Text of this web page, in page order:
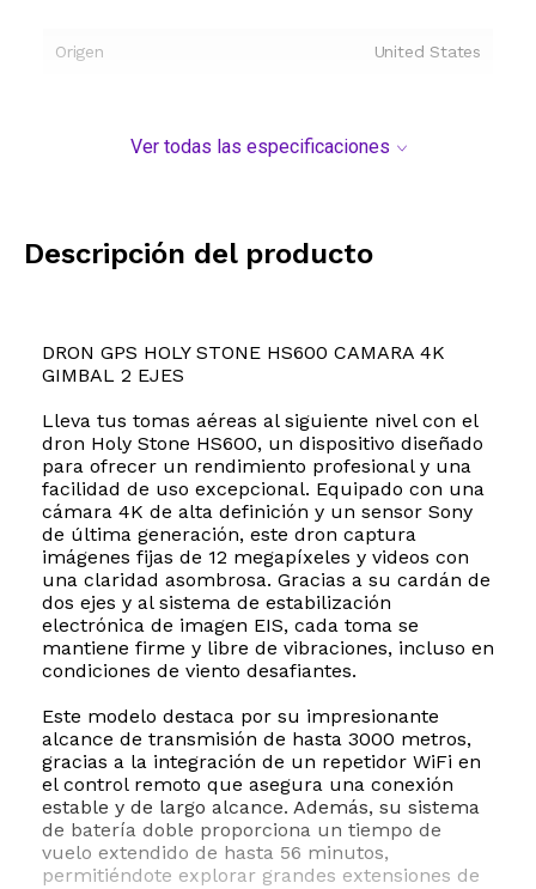
Origen United States
Ver todas las especificaciones
Descripción del producto
DRON GPS HOLY STONE HS600 CAMARA 4K
GIMBAL 2 EJES
Lleva tus tomas aéreas al siguiente nivel con el
dron Holy Stone HS600, un dispositivo diseñado
para ofrecer un rendimiento profesional y una
facilidad de uso excepcional. Equipado con una
cámara 4K de alta definición y un sensor Sony
de última generación, este dron captura
imágenes fijas de 12 megapíxeles y videos con
una claridad asombrosa. Gracias a su cardán de
dos ejes y al sistema de estabilización
electrónica de imagen EIS, cada toma se
mantiene firme y libre de vibraciones, incluso en
condiciones de viento desafiantes.
Este modelo destaca por su impresionante
alcance de transmisión de hasta 3000 metros,
gracias a la integración de un repetidor WiFi en
el control remoto que asegura una conexión
estable y de largo alcance. Además, su sistema
de batería doble proporciona un tiempo de
vuelo extendido de hasta 56 minutos,
permitiéndote explorar grandes extensiones de